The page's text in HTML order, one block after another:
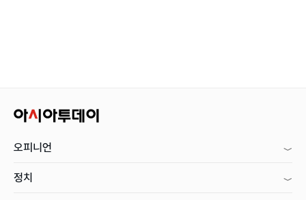
오피니언
정치